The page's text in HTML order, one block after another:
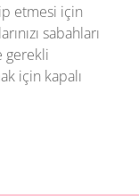
etmesi için
sabahları
gerekli
için kapalı